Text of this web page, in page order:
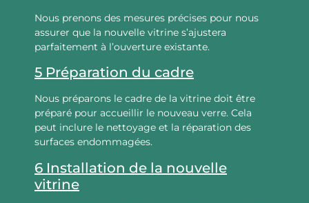
Nous prenons des mesures précises pour nous
assurer que la nouvelle vitrine s’ajustera
parfaitement à l’ouverture existante.
5 Préparation du cadre
Nous préparons le cadre de la vitrine doit être
préparé pour accueillir le nouveau verre. Cela
peut inclure le nettoyage et la réparation des
surfaces endommagées.
6 Installation de la nouvelle
vitrine